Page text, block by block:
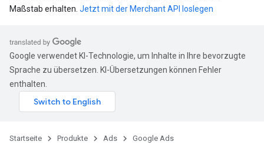
Maßstab erhalten. Jetzt mit der Merchant API loslegen
Google verwendet KI-Technologie, um Inhalte in Ihre bevorzugte
Sprache zu übersetzen. KI-Übersetzungen können Fehler
enthalten.
Startseite Produkte Ads
Google Ads